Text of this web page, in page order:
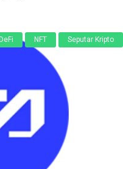
DeFi NFT Seputar Kripto